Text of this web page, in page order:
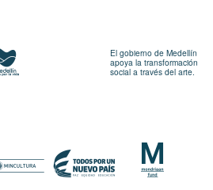
El gobierno de Medellín
apoya la transformación
social a través del arte.